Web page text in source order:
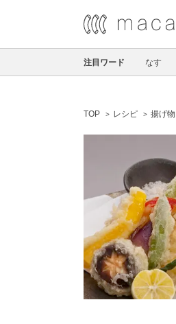
注目ワード なす
TOP レシピ 揚げ物